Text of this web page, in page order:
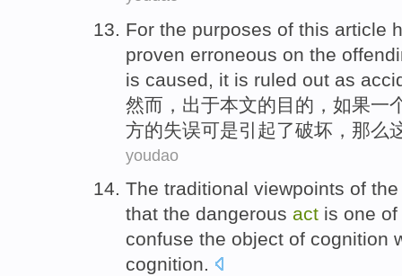
For the purposes of this article
proven erroneous on the
is caused it is ruled out as
然而 ，出于本文的目的 ， 如果一
方的失误可是引起了破坏 ， 那么
youdao
The traditional viewpoints of
that the dangerous act is one of
confuse the object of cognition
cognition.